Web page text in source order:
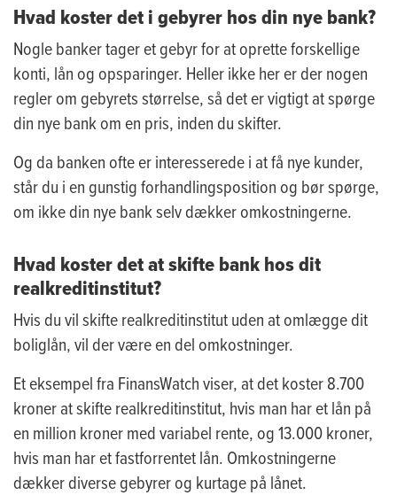
Hvad koster det i gebyrer hos din nye bank?
Nogle banker tager et gebyr for at oprette forskellige
konti, lån og opsparinger. Heller ikke her er der nogen
regler om gebyrets størrelse, så det er vigtigt at spørge
din nye bank om en pris, inden du skifter.
Og da banken ofte er interesserede i at få nye kunder,
står du i en gunstig forhandlingsposition og bør spørge,
om ikke din nye bank selv dækker omkostningerne.
Hvad koster det at skifte bank hos dit
realkreditinstitut?
Hvis du vil skifte realkreditinstitut uden at omlægge dit
boliglån, vil der være en del omkostninger.
Et eksempel fra FinansWatch viser, at det koster 8.700
kroner at skifte realkreditinstitut, hvis man har et lån på
en million kroner med variabel rente, og 13.000 kroner,
hvis man har et fastforrentet lån. Omkostningerne
dækker diverse gebyrer og kurtage på lånet.